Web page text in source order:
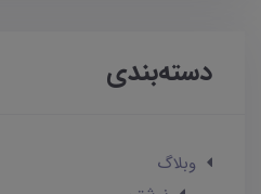
دسته‌بندی
وبلاگ